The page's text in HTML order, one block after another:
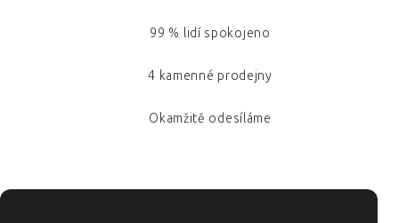
99 % lidí spokojeno
4 kamenné prodejny
Okamžitě odesíláme
ZÁPATÍ